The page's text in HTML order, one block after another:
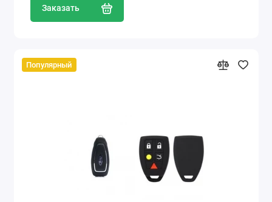
Заказать
Популярный